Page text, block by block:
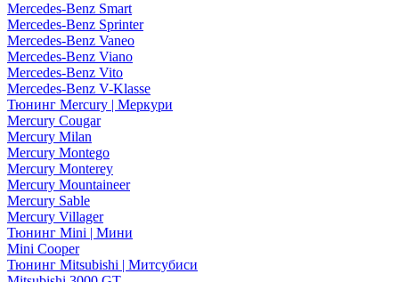
Mercedes-Benz Smart
Mercedes-Benz Sprinter
Mercedes-Benz Vaneo
Mercedes-Benz Viano
Mercedes-Benz Vito
Mercedes-Benz V-Klasse
Тюнинг Mercury | Меркури
Mercury Cougar
Mercury Milan
Mercury Montego
Mercury Monterey
Mercury Mountaineer
Mercury Sable
Mercury Villager
Тюнинг Mini | Мини
Mini Cooper
Тюнинг Mitsubishi | Митсубиси